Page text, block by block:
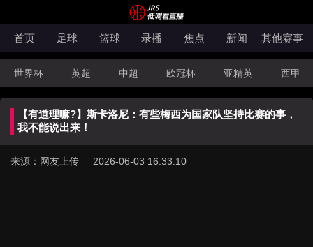
首页 足球 篮球 录播 焦点 新闻 其他赛事
世界杯 英超 中超 欧冠杯 亚精英 西甲
韩K联 法甲 科索沃超 意甲 世亚预 中甲
澳超 法罗超 日职联 NBA CBA WNBA
【有道理嘛?】斯卡洛尼：有些梅西为国家队坚持比赛的事，
我不能说出来！
来源：网友上传 2026-06-03 16:33:10